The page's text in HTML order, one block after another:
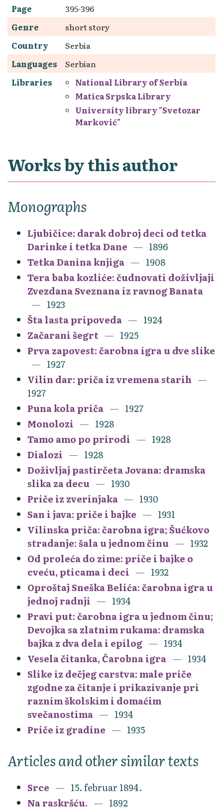
Page
395-396
Genre
short story
Country
Serbia
Languages
Serbian
Libraries
National Library of Serbia
Matica Srpska Library
University library "Svetozar
Marković"
Works by this author
Monographs
Ljubičice: darak dobroj deci od tetka
Darinke i tetka Dane
1896
Tetka Danina knjiga
1908
Tera baba kozliće: čudnovati doživljaji
Zvezdana Sveznana iz ravnog Banata
1923
Šta lasta pripoveda
1924
Začarani šegrt
1925
Prva zapovest: čarobna igra u dve slike
1927
Vilin dar: priča iz vremena starih
1927
Puna kola priča
1927
Monolozi
1928
Tamo amo po prirodi
1928
Dialozi
1928
Doživljaj pastirčeta Jovana: dramska
slika za decu
1930
Priče iz zverinjaka
1930
San i java: priče i bajke
1931
Vilinska priča: čarobna igra; Šućkovo
stradanje: šala u jednom činu
1932
Od proleća do zime: priče i bajke o
cveću, pticama i deci
1932
Oproštaj Sneška Belića: čarobna igra u
jednoj radnji
1934
Pravi put: čarobna igra u jednom činu;
Devojka sa zlatnim rukama: dramska
bajka z dva dela i epilog
1934
Vesela čitanka, Čarobna igra
1934
Slike iz dečjeg carstva: male priče
zgodne za čitanje i prikazivanje pri
raznim školskim i domaćim
svečanostima
1934
Priče iz gradine
1935
Articles and other similar texts
Srce
15. februar 1894.
Na raskršću.
1892